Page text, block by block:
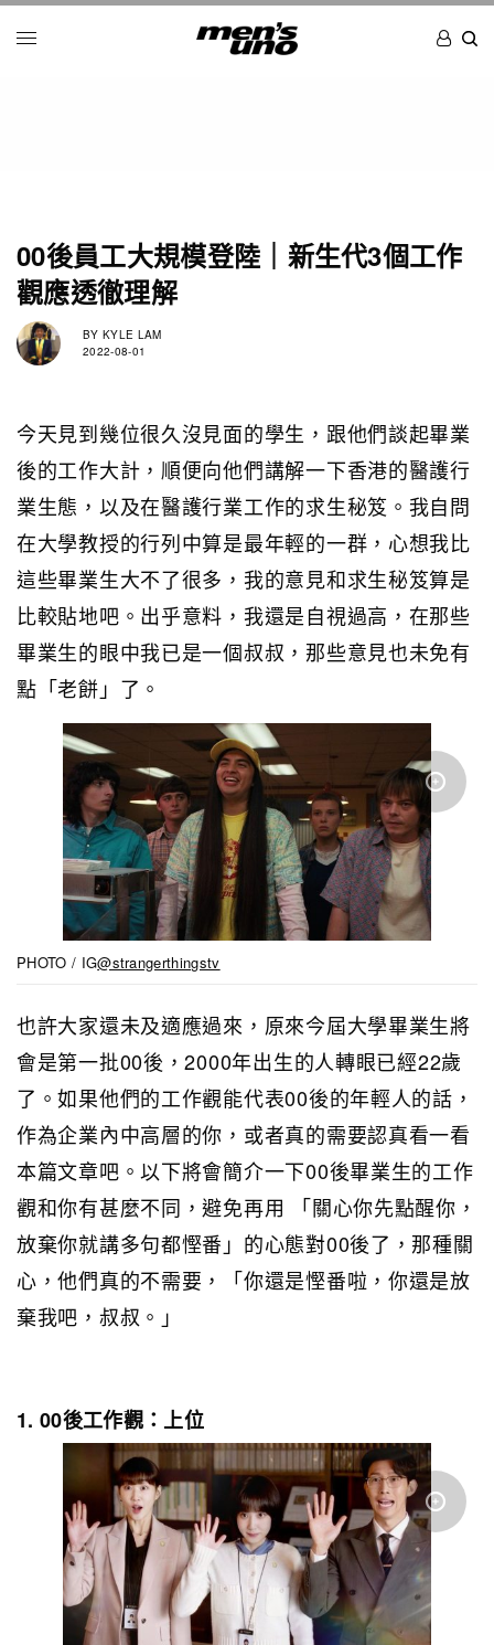
00後員工大規模登陸｜新生代3個工作
觀應透徹理解
BY KYLE LAM
2022-08-01
今天見到幾位很久沒見面的學生，跟他們談起畢業
後的工作大計，順便向他們講解一下香港的醫護行
業生態，以及在醫護行業工作的求生秘笈。我自問
在大學教授的行列中算是最年輕的一群，心想我比
這些畢業生大不了很多，我的意見和求生秘笈算是
比較貼地吧。出乎意料，我還是自視過高，在那些
畢業生的眼中我已是一個叔叔，那些意見也未免有
點「老餅」了。
PHOTO / IG@strangerthingstv
也許大家還未及適應過來，原來今屆大學畢業生將
會是第一批00後，2000年出生的人轉眼已經22歲
了。如果他們的工作觀能代表00後的年輕人的話，
作為企業內中高層的你，或者真的需要認真看一看
本篇文章吧。以下將會簡介一下00後畢業生的工作
觀和你有甚麼不同，避免再用 「關心你先點醒你，
放棄你就講多句都慳番」的心態對00後了，那種關
心，他們真的不需要，「你還是慳番啦，你還是放
棄我吧，叔叔。」
1. 00後工作觀：上位